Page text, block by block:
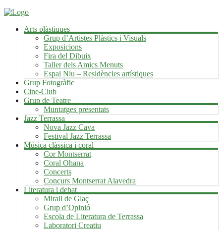
Arts plàstiques
Grup d’Artistes Plàstics i Visuals
Exposicions
Fira del Dibuix
Taller dels Amics Menuts
Espai Niu – Residències artístiques
Grup Fotogràfic
Cine-Club
Grup de Teatre
Muntatges presentats
Jazz Terrassa
Nova Jazz Cava
Festival Jazz Terrassa
Música clàssica i coral
Cor Montserrat
Coral Ohana
Concerts
Concurs Montserrat Alavedra
Literatura i debat
Mirall de Glaç
Grup d’Opinió
Escola de Literatura de Terrassa
Laboratori Creatiu